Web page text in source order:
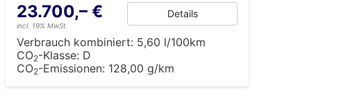
23.700,– €
incl. 19% MwSt.
Details
Verbrauch kombiniert: 5,60 l/100km
CO2-Klasse: D
CO2-Emissionen: 128,00 g/km